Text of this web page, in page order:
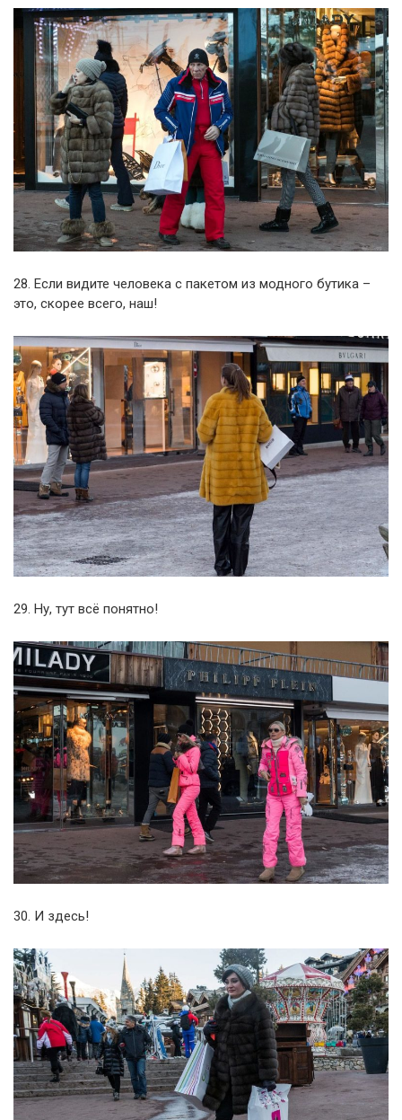
28. Если видите человека с пакетом из модного бутика –
это, скорее всего, наш!
29. Ну, тут всё понятно!
30. И здесь!